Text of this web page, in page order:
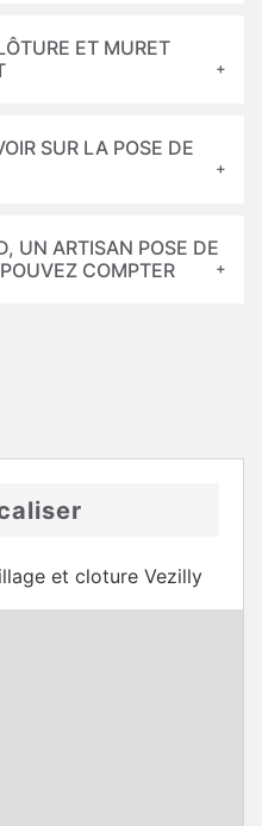
ET MURET
SUR LA POSE DE
UN ARTISAN POSE DE
COMPTER
et cloture Vezilly